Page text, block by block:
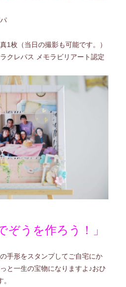
1枚（当日の撮影も可能です。）
クレパス メモラビリアート認定
ぞうを作ろう！」
手形をスタンプしてご自宅にか
と一生の宝物になりますよ♪おひ